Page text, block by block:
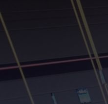
STUDIO
IMPRESSUM